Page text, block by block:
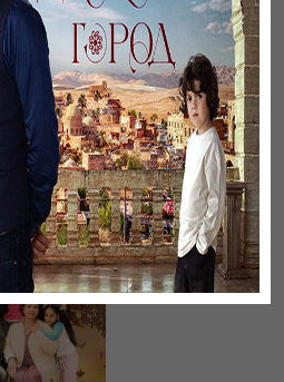
Ветреный